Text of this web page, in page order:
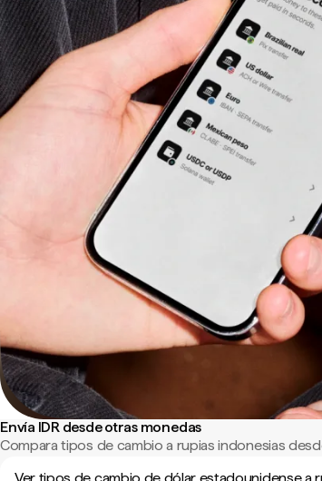
Envía IDR desde otras monedas
Compara tipos de cambio a rupias indonesias